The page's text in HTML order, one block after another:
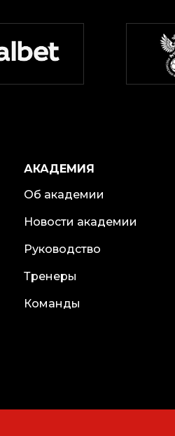
АКАДЕМИЯ
Об академии
Новости академии
Руководство
Тренеры
Команды